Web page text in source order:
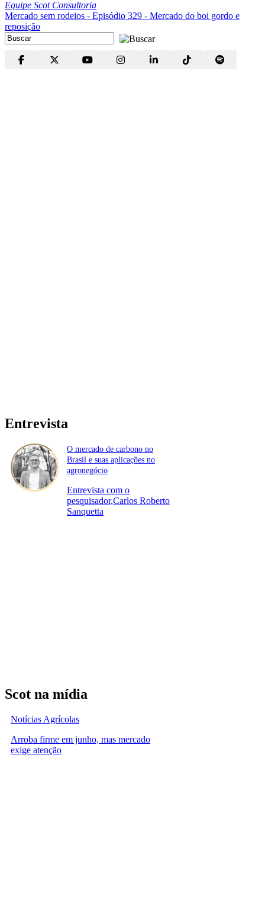
Equipe Scot Consultoria
Mercado sem rodeios - Episódio 329 - Mercado do boi gordo e
reposição
Entrevista
O mercado de carbono no
Brasil e suas aplicações no
agronegócio
Entrevista com o
pesquisador,Carlos Roberto
Sanquetta
Scot na mídia
Notícias Agrícolas
Arroba firme em junho, mas mercado
exige atenção